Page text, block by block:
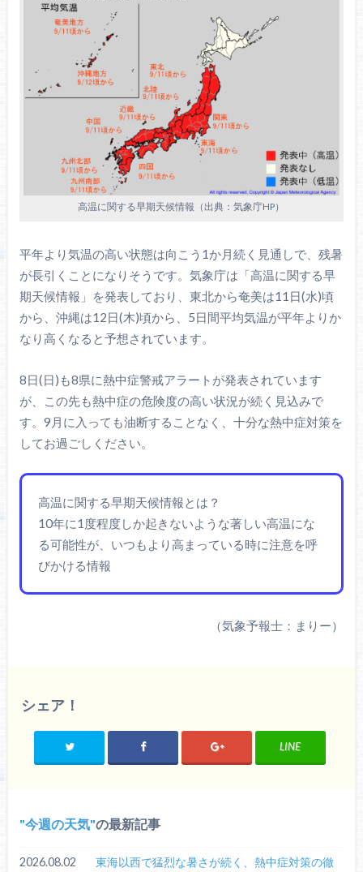
高温に関する早期天候情報（出典：気象庁HP）
平年より気温の高い状態は向こう1か月続く見通しで、残暑
が長引くことになりそうです。気象庁は「高温に関する早
期天候情報」を発表しており、東北から奄美は11日(水)頃
から、沖縄は12日(木)頃から、5日間平均気温が平年よりか
なり高くなると予想されています。
8日(日)も8県に熱中症警戒アラートが発表されています
が、この先も熱中症の危険度の高い状況が続く見込みで
す。9月に入っても油断することなく、十分な熱中症対策を
してお過ごしください。
高温に関する早期天候情報とは？
10年に1度程度しか起きないような著しい高温にな
る可能性が、いつもより高まっている時に注意を呼
びかける情報
（気象予報士：まりー）
シェア！
LINE
今週の天気 の最新記事
2026.08.02
東海以西で猛烈な暑さが続く、熱中症対策の徹